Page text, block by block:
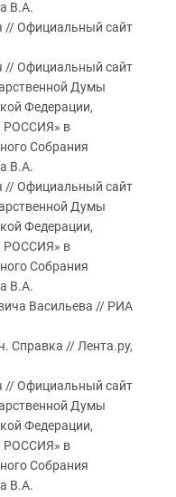
В.А.
// Официальный сайт
// Официальный сайт
Думы
Федерации,
РОССИЯ» в
Собрания
В.А.
// Официальный сайт
Думы
Федерации,
РОССИЯ» в
Собрания
В.А.
Васильева // РИА
Справка // Лента.ру,
// Официальный сайт
Думы
Федерации,
РОССИЯ» в
Собрания
В.А.